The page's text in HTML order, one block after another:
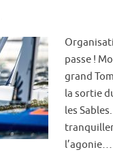
passe !
grand
la sortie
les
l’agonie…